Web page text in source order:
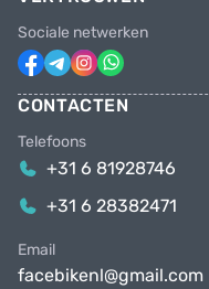
Sociale netwerken
CONTACTEN
Telefoons
+31 6 81928746
+31 6 28382471
Email
facebikenl@gmail.com